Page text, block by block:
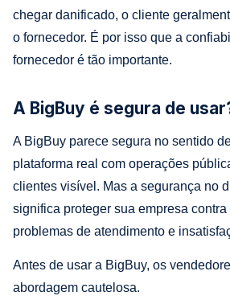
chegar danificado, o cliente
o fornecedor. É por isso que a
fornecedor é tão importante.
A BigBuy é segura de
A BigBuy parece segura no sentido
plataforma real com operações
clientes visível. Mas a segurança no
significa proteger sua empresa
problemas de atendimento e
Antes de usar a BigBuy, os
abordagem cautelosa.